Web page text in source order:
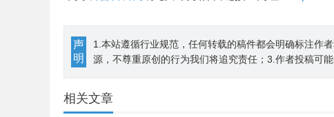
声
明
1.本站遵循行业规范，任何转载的稿件都会明确标注作
源，不尊重原创的行为我们将追究责任；3.作者投稿可能
相关文章